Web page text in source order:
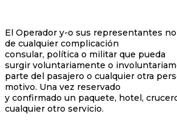
El Operador y-o sus representantes
de cualquier complicación
consular, política o militar que pueda
surgir voluntariamente o
parte del pasajero o cualquier otra
motivo. Una vez reservado
y confirmado un paquete, hotel,
cualquier otro servicio.